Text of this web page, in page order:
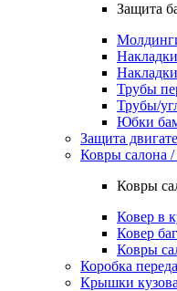
Защита
Трубы
Трубы/
Юбки
Защита
Ковры салона
Ковры
Ковер в
Ковер
Ковры
Коробка
Крышки